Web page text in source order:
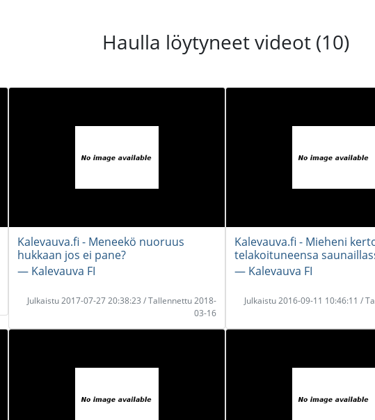
Haulla löytyneet videot (10)
Kalevauva.fi - Meneekö nuoruus
hukkaan jos ei pane?
― Kalevauva FI
Julkaistu 2017-07-27 20:38:23 / Tallennettu 2018-
03-16
Kalevauva.fi - Mieheni
telakoituneensa
― Kalevauva FI
Julkaistu 2016-09-11 10:46:11 /